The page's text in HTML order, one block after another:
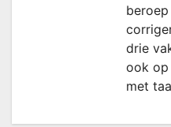
drie
ook op
met